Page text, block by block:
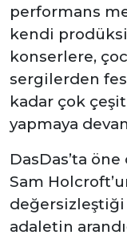
performans
kendi
konserlere,
sergilerden
kadar çok
yapmaya
DasDas’ta
Sam
değersizleştiği
adaletin